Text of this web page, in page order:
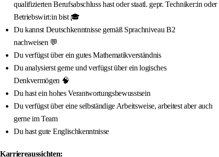
qualifizierten Berufsabschluss hast oder staatl. gepr. Techniker:in oder
Betriebswirt:in bist 🎓
Du kannst Deutschkenntnisse gemäß Sprachniveau B2
nachweisen 💬
Du verfügst über ein gutes Mathematikverständnis
Du analysierst gerne und verfügst über ein logisches
Denkvermögen 🧠
Du hast ein hohes Verantwortungsbewusstsein
Du verfügst über eine selbständige Arbeitsweise, arbeitest aber auch
gerne im Team
Du hast gute Englischkenntnisse
Karriereaussichten: